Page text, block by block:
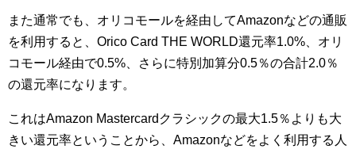
また通常でも、オリコモールを経由してAmazonなどの通販
を利用すると、Orico Card THE WORLD還元率1.0%、オリ
コモール経由で0.5%、さらに特別加算分0.5％の合計2.0％
の還元率になります。
これはAmazon Mastercardクラシックの最大1.5％よりも大
きい還元率ということから、Amazonなどをよく利用する人